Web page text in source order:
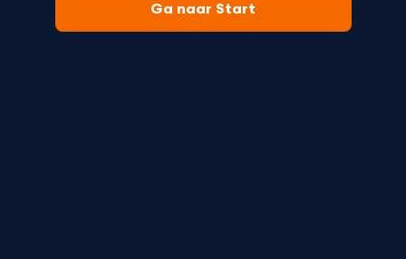
Ga naar Start